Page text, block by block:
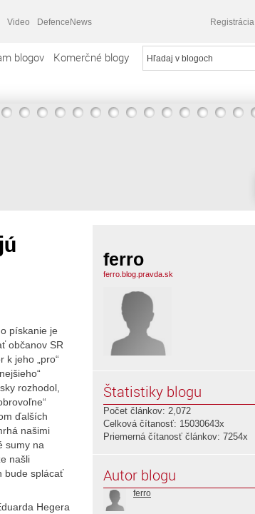
Video DefenceNews Registrácia
blogov Komerčné blogy
pískanie je
občanov SR
k jeho „pro“
rozhodol,
ďalších
našimi
sumy na
našli
bude splácať
Hegera
ferro
ferro.blog.pravda.sk
Štatistiky blogu
Počet článkov: 2,072
Celková čítanosť: 15030643x
Priemerná čítanosť článkov: 7254x
Autor blogu
ferro